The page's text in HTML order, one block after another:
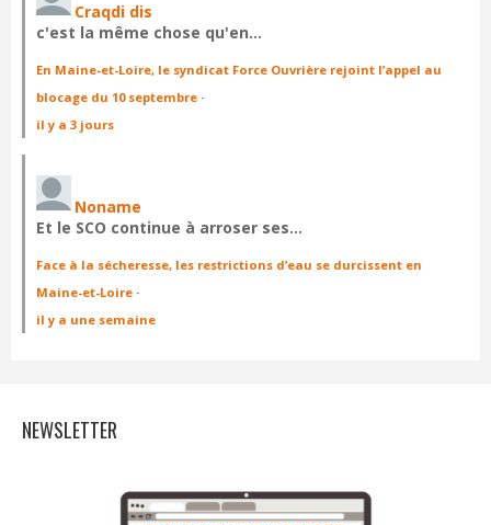
Craqdi dis
c'est la même chose qu'en…
En Maine-et-Loire, le syndicat Force Ouvrière rejoint l’appel au
blocage du 10 septembre ·
il y a 3 jours
Noname
Et le SCO continue à arroser ses…
Face à la sécheresse, les restrictions d’eau se durcissent en
Maine-et-Loire ·
il y a une semaine
NEWSLETTER